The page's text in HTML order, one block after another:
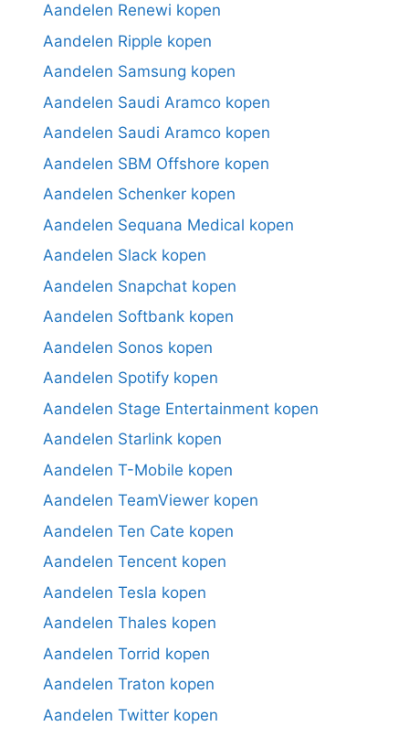
Aandelen Renewi kopen
Aandelen Ripple kopen
Aandelen Samsung kopen
Aandelen Saudi Aramco kopen
Aandelen Saudi Aramco kopen
Aandelen SBM Offshore kopen
Aandelen Schenker kopen
Aandelen Sequana Medical kopen
Aandelen Slack kopen
Aandelen Snapchat kopen
Aandelen Softbank kopen
Aandelen Sonos kopen
Aandelen Spotify kopen
Aandelen Stage Entertainment kopen
Aandelen Starlink kopen
Aandelen T-Mobile kopen
Aandelen TeamViewer kopen
Aandelen Ten Cate kopen
Aandelen Tencent kopen
Aandelen Tesla kopen
Aandelen Thales kopen
Aandelen Torrid kopen
Aandelen Traton kopen
Aandelen Twitter kopen